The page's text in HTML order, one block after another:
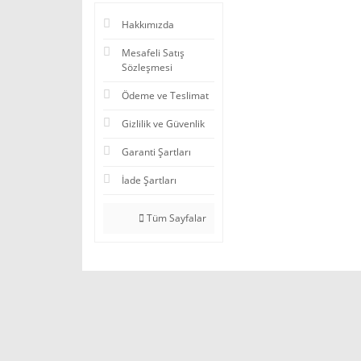
Hakkımızda
Mesafeli Satış
Sözleşmesi
Ödeme ve Teslimat
Gizlilik ve Güvenlik
Garanti Şartları
İade Şartları
Tüm Sayfalar